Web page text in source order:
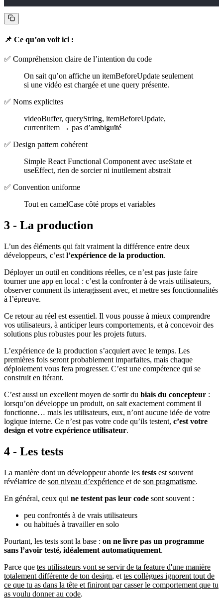
📌 Ce qu’on voit ici :
✅ Compréhension claire de l’intention du code
On sait qu’on affiche un itemBeforeUpdate seulement
si une vidéo est chargée et une query présente.
✅ Noms explicites
videoBuffer, queryString, itemBeforeUpdate,
currentItem → pas d’ambiguïté
✅ Design pattern cohérent
Simple React Functional Component avec useState et
useEffect, rien de sorcier ni inutilement abstrait
✅ Convention uniforme
Tout en camelCase côté props et variables
3 - La production
L’un des éléments qui fait vraiment la différence entre deux
développeurs, c’est l’expérience de la production.
Déployer un outil en conditions réelles, ce n’est pas juste faire
tourner une app en local : c’est la confronter à de vrais utilisateurs,
observer comment ils interagissent avec, et mettre ses fonctionnalités
à l’épreuve.
Ce retour au réel est essentiel. Il vous pousse à mieux comprendre
vos utilisateurs, à anticiper leurs comportements, et à concevoir des
solutions plus robustes pour les projets futurs.
L’expérience de la production s’acquiert avec le temps. Les
premières fois seront probablement imparfaites, mais chaque
déploiement vous fera progresser. C’est une compétence qui se
construit en itérant.
C’est aussi un excellent moyen de sortir du biais du concepteur :
lorsqu’on développe un produit, on sait exactement comment il
fonctionne… mais les utilisateurs, eux, n’ont aucune idée de votre
logique interne. Ce n’est pas votre code qu’ils testent, c’est votre
design et votre expérience utilisateur.
4 - Les tests
La manière dont un développeur aborde les tests est souvent
révélatrice de son niveau d’expérience et de son pragmatisme.
En général, ceux qui ne testent pas leur code sont souvent :
peu confrontés à de vrais utilisateurs
ou habitués à travailler en solo
Pourtant, les tests sont la base : on ne livre pas un programme
sans l’avoir testé, idéalement automatiquement.
Parce que tes utilisateurs vont se servir de ta feature d'une manière
totalement différente de ton design, et tes collègues ignorent tout de
ce que tu as dans la tête et finiront par casser le comportement que tu
as voulu donner au code.